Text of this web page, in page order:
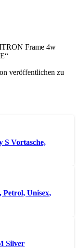
Frame 4w
veröffentlichen zu
Vortasche,
Unisex,
Silver